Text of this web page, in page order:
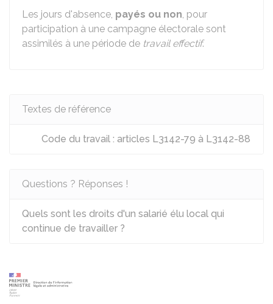
Les jours d'absence, payés ou non, pour
participation à une campagne électorale sont
assimilés à une période de travail effectif.
Textes de référence
Code du travail : articles L3142-79 à L3142-88
Questions ? Réponses !
Quels sont les droits d'un salarié élu local qui
continue de travailler ?